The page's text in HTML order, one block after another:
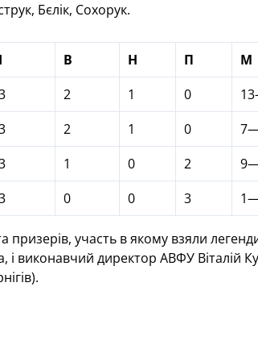
Бєлік, Сохорук.
І В Н П М
2 1 0
2 1 0
1 0 2
0 0 3
участь в якому взяли
виконавчий директор АВФУ Віталій